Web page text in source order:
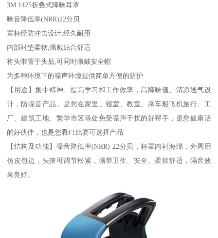
3M 1425折叠式降噪耳罩
噪音降低率(NRR)22分贝
罩杯经防冲击设计,经久耐用
内部衬垫柔软,佩戴贴合舒适
将头带置于头后,可同时佩戴安全帽
为多种环境下的噪声环境提供简单方便的防护
【用途】集中精神、提高学习和工作效率，高降噪值、清凉透气设
计，防噪音产品。是您在家里、寝室、教室、乘车船飞机旅行、工
厂、建筑工地、繁华市区等处免受噪声干扰的好帮手，是您健康活
的好伙伴，也是您看F1比赛可选择产品
【结构及功能】噪音降低率(NRR) 22分贝，杯罩内衬海绵，外周用
仿皮包边，头箍可调节松紧，佩带卫生、安全、柔软舒适，隔音效
果良好。